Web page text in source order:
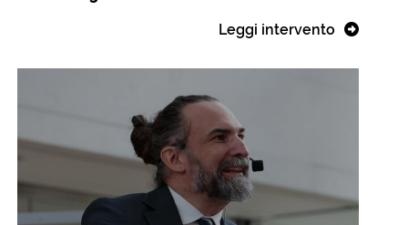
Leggi intervento